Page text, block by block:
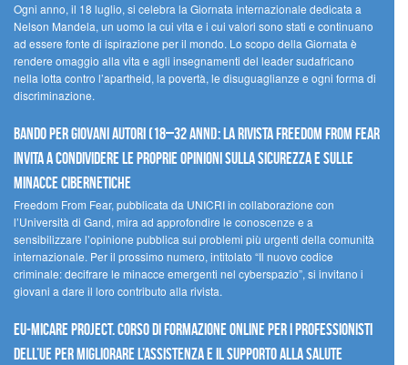
Ogni anno, il 18 luglio, si celebra la Giornata internazionale dedicata a
Nelson Mandela, un uomo la cui vita e i cui valori sono stati e continuano
ad essere fonte di ispirazione per il mondo. Lo scopo della Giornata è
rendere omaggio alla vita e agli insegnamenti del leader sudafricano
nella lotta contro l’apartheid, la povertà, le disuguaglianze e ogni forma di
discriminazione.
Bando per giovani autori (18–32 anni): la Rivista Freedom From Fear
invita a condividere le proprie opinioni sulla sicurezza e sulle
minacce cibernetiche
Freedom From Fear, pubblicata da UNICRI in collaborazione con
l’Università di Gand, mira ad approfondire le conoscenze e a
sensibilizzare l’opinione pubblica sui problemi più urgenti della comunità
internazionale. Per il prossimo numero, intitolato “Il nuovo codice
criminale: decifrare le minacce emergenti nel cyberspazio”, si invitano i
giovani a dare il loro contributo alla rivista.
EU-MiCare Project. Corso di formazione online per i professionisti
dell’UE per migliorare l’assistenza e il supporto alla salute